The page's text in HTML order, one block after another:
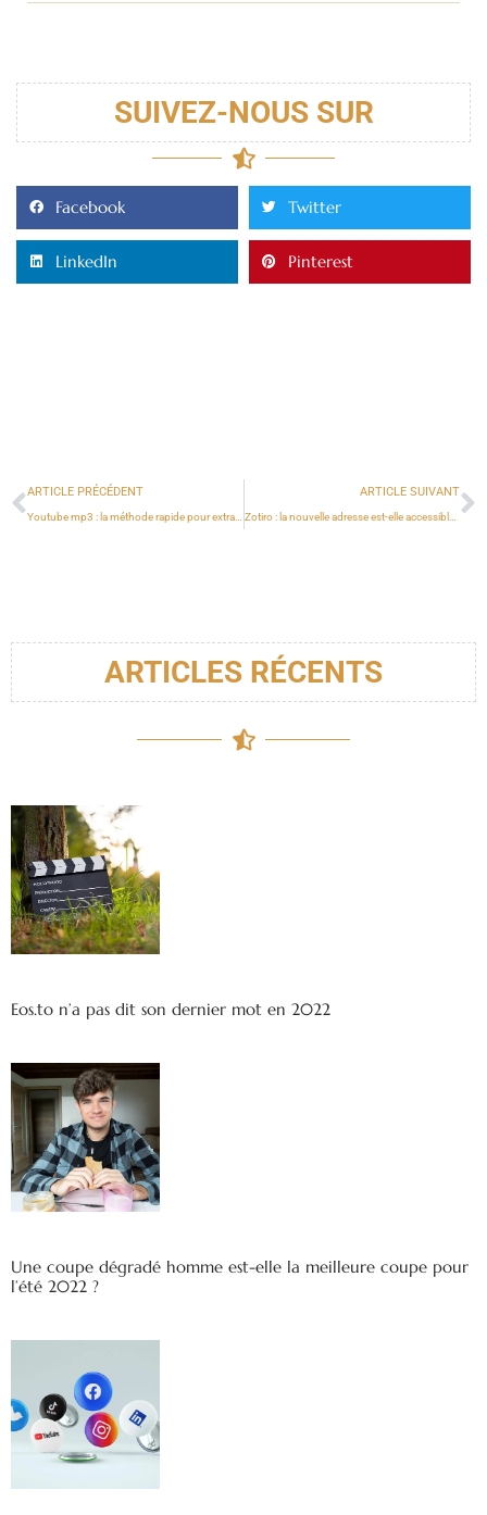
SUIVEZ-NOUS SUR
Facebook Twitter
LinkedIn Pinterest
ARTICLE PRÉCÉDENT ARTICLE SUIVANT
ARTICLES RÉCENTS
Eos.to n’a pas dit son dernier mot en 2022
Une coupe dégradé homme est-elle la meilleure coupe pour
l’été 2022 ?